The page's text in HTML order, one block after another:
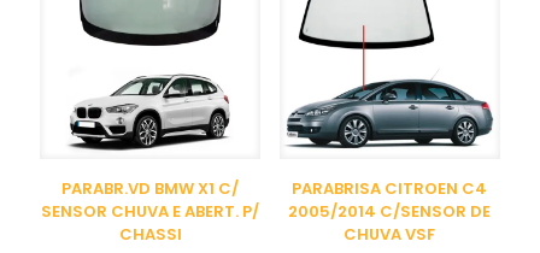
PARABR.VD BMW X1 C/
SENSOR CHUVA E ABERT. P/
CHASSI
PARABRISA CITROEN C4
2005/2014 C/SENSOR DE
CHUVA VSF